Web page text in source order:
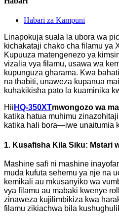
Habari za Kampuni
Linapokuja suala la ubora wa
kichakataji chako cha filamu ya
Kupuuza matengenezo ya
vizalia vya filamu, usawa wa
kupunguza gharama. Kwa
na thabiti, unaweza kupanua
kuhakikisha pato la kuaminika
Hii HQ-350XTmwongozo wa
katika hatua muhimu
katika hali bora—iwe unaitumia
1. Kusafisha Kila Siku: Mstari
Mashine safi ni mashine
muda kufuta sehemu ya nje na
kemikali au mkusanyiko wa
vya filamu au mabaki kwenye
zinaweza kujilimbikiza kwa
filamu zikiachwa bila